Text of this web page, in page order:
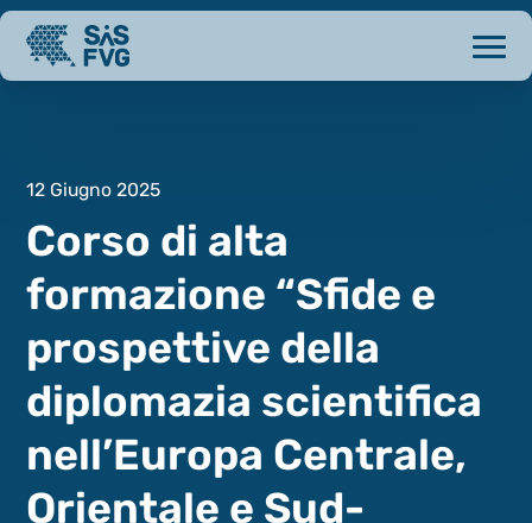
12 Giugno 2025
Corso di alta
formazione “Sfide e
prospettive della
diplomazia scientifica
nell’Europa Centrale,
Orientale e Sud-